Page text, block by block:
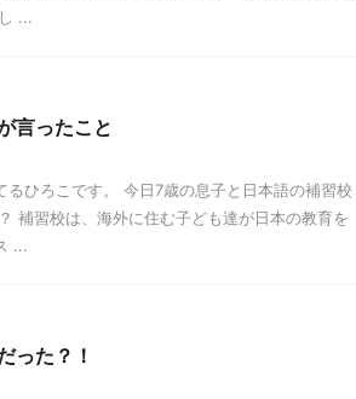
...
言ったこと
るひろこです。 今日7歳の息子と日本語の補習校
補習校は、海外に住む子ども達が日本の教育を
...
った？！